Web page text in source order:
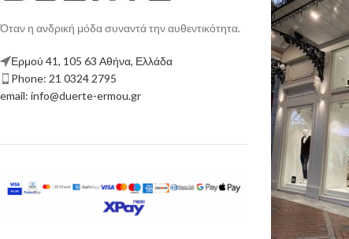
Όταν η ανδρική μόδα συναντά την αυθεντικότητα.
Ερμού 41, 105 63 Αθήνα, Ελλάδα
Phone: 21 0324 2795
email: info@duerte-ermou.gr